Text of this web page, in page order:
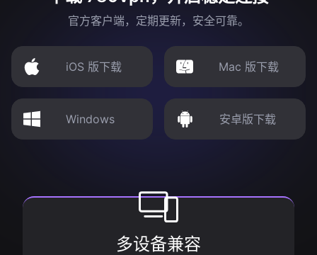
官方客户端，定期更新，安全可靠。
iOS 版下载 Mac 版下载
Windows 安卓版下载
多设备兼容